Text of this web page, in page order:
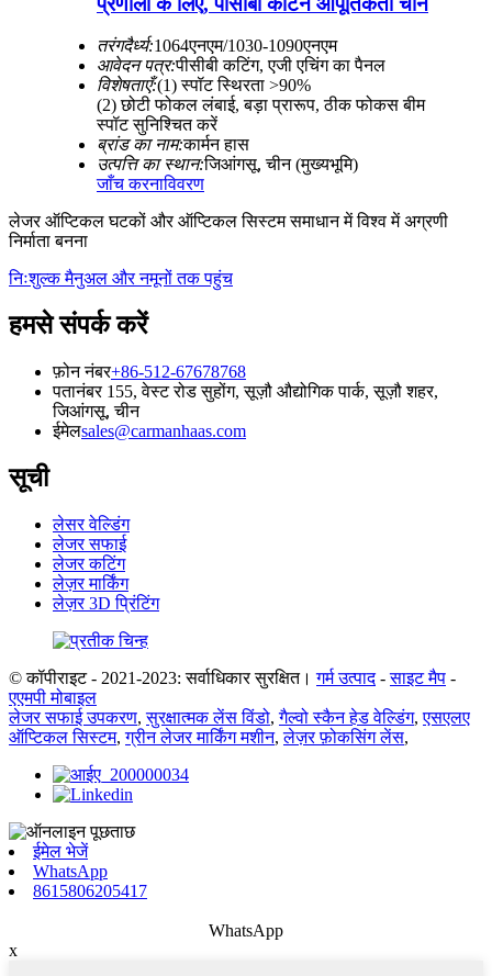
तरंगदैर्ध्य:1064एनएम/1030-1090एनएम
आवेदन पत्र:पीसीबी कटिंग, एजी एचिंग का पैनल
विशेषताएँ:(1) स्पॉट स्थिरता >90%
(2) छोटी फोकल लंबाई, बड़ा प्रारूप, ठीक फोकस बीम
स्पॉट सुनिश्चित करें
ब्रांड का नाम:कार्मन हास
उत्पत्ति का स्थान:जिआंगसू, चीन (मुख्यभूमि)
जाँच करनाविवरण
लेजर ऑप्टिकल घटकों और ऑप्टिकल सिस्टम समाधान में विश्व में अग्रणी
निर्माता बनना
निःशुल्क मैनुअल और नमूनों तक पहुंच
हमसे संपर्क करें
फ़ोन नंबर+86-512-67678768
पतानंबर 155, वेस्ट रोड सुहोंग, सूज़ौ औद्योगिक पार्क, सूज़ौ शहर,
जिआंगसू, चीन
ईमेलsales@carmanhaas.com
सूची
लेसर वेल्डिंग
लेजर सफाई
लेजर कटिंग
लेज़र मार्किंग
लेज़र 3D प्रिंटिंग
© कॉपीराइट - 2021-2023: सर्वाधिकार सुरक्षित। गर्म उत्पाद-साइट मैप -
एएमपी मोबाइल
लेजर सफाई उपकरण,सुरक्षात्मक लेंस विंडो,गैल्वो स्कैन हेड वेल्डिंग,एसएलए
ऑप्टिकल सिस्टम,ग्रीन लेजर मार्किंग मशीन,लेज़र फ़ोकसिंग लेंस,
ईमेल भेजें
WhatsApp
8615806205417
WhatsApp
x